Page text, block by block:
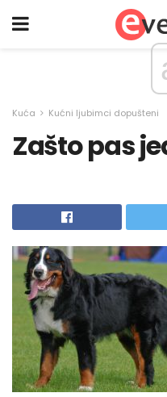
Kuća Kućni ljubimci dopušteni
Zašto pas